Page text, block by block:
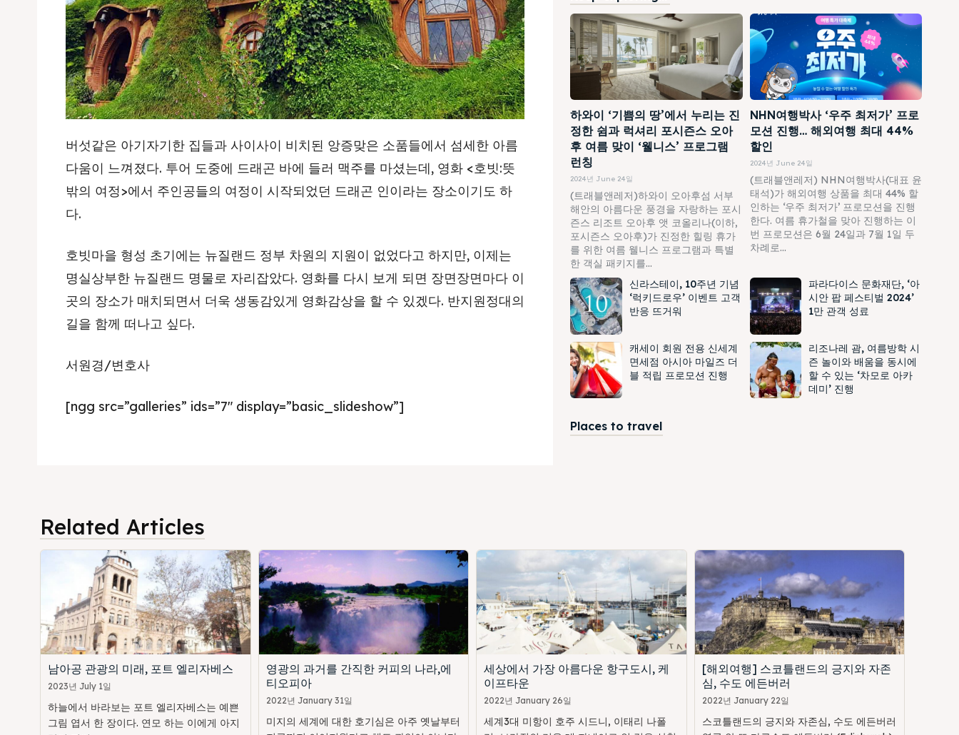
버섯같은 아기자기한 집들과 사이사이 비치된 앙증맞은 소품들에서 섬세한 아름
다움이 느껴졌다. 투어 도중에 드래곤 바에 들러 맥주를 마셨는데, 영화 <호빗:뜻
밖의 여정>에서 주인공들의 여정이 시작되었던 드래곤 인이라는 장소이기도 하
다.
호빗마을 형성 초기에는 뉴질랜드 정부 차원의 지원이 없었다고 하지만, 이제는
명실상부한 뉴질랜드 명물로 자리잡았다. 영화를 다시 보게 되면 장면장면마다 이
곳의 장소가 매치되면서 더욱 생동감있게 영화감상을 할 수 있겠다. 반지원정대의
길을 함께 떠나고 싶다.
서원경/변호사
[ngg src=”galleries” ids=”7″ display=”basic_slideshow”]
하와이 ‘기쁨의 땅’에서 누리는 진
정한 쉼과 럭셔리 포시즌스 오아
후 여름 맞이 ‘웰니스’ 프로그램
런칭
2024년 June 24일
(트래블앤레저)하와이 오아후섬 서부
해안의 아름다운 풍경을 자랑하는 포시
즌스 리조트 오아후 앳 코올리나(이하,
포시즌스 오아후)가 진정한 힐링 휴가
를 위한 여름 웰니스 프로그램과 특별
한 객실 패키지를...
NHN여행박사 ‘우주 최저가’ 프로
모션 진행… 해외여행 최대 44%
할인
2024년 June 24일
(트래블앤레저) NHN여행박사(대표 윤
태석)가 해외여행 상품을 최대 44% 할
인하는 ‘우주 최저가’ 프로모션을 진행
한다. 여름 휴가철을 맞아 진행하는 이
번 프로모션은 6월 24일과 7월 1일 두
차례로...
신라스테이, 10주년 기념
‘럭키드로우’ 이벤트 고객
반응 뜨거워
파라다이스 문화재단, ‘아
시안 팝 페스티벌 2024’
1만 관객 성료
캐세이 회원 전용 신세계
면세점 아시아 마일즈 더
블 적립 프로모션 진행
리조나레 괌, 여름방학 시
즌 놀이와 배움을 동시에
할 수 있는 ‘차모로 아카
데미’ 진행
Places to travel
Related Articles
남아공 관광의 미래, 포트 엘리자베스
2023년 July 1일
하늘에서 바라보는 포트 엘리자베스는 예쁜
그림 엽서 한 장이다. 연모 하는 이에게 아지
영광의 과거를 간직한 커피의 나라,에
티오피아
2022년 January 31일
미지의 세계에 대한 호기심은 아주 옛날부터
세상에서 가장 아름다운 항구도시, 케
이프타운
2022년 January 26일
세계3대 미항이 호주 시드니, 이태리 나폴
[해외여행] 스코틀랜드의 긍지와 자존
심, 수도 에든버러
2022년 January 22일
스코틀랜드의 긍지와 자존심, 수도 에든버러